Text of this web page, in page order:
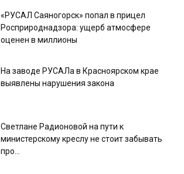
«РУСАЛ Саяногорск» попал в прицел
Росприроднадзора: ущерб атмосфере
оценен в миллионы
На заводе РУСАЛа в Красноярском крае
выявлены нарушения закона
Светлане Радионовой на пути к
министерскому креслу не стоит забывать
про...